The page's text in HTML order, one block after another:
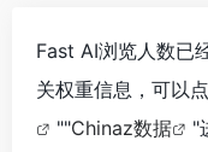
Fast AI浏览人数已
关权重信息，可以
""Chinaz数据
"